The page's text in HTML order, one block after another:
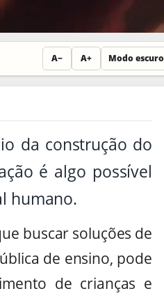
A− A+ Modo escuro
da construção do
é algo possível
humano.
buscar soluções de
de ensino, pode
de crianças e